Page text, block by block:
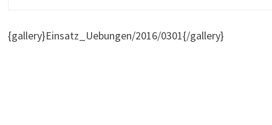
{gallery}Einsatz_Uebungen/2016/0301{/gallery}